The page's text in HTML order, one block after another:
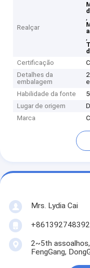
Realçar
,
,
Certificação
Detalhes da
embalagem
Habilidade da fonte
Lugar de origem
Marca
Mrs. Lydia Cai
2~5th
FengGang,